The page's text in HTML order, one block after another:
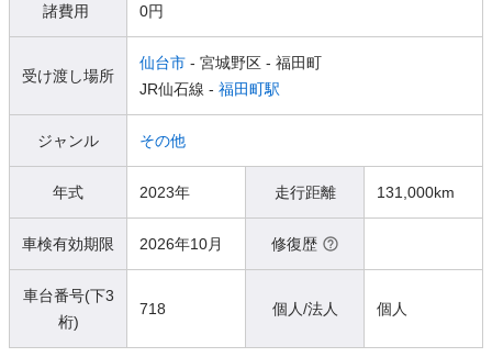
諸費用 0円
受け渡し場所
仙台市 - 宮城野区 - 福田町
JR仙石線 - 福田町駅
ジャンル その他
年式 2023年 走行距離 131,000km
車検有効期限 2026年10月 修復歴
車台番号(下3
桁)
718 個人/法人 個人